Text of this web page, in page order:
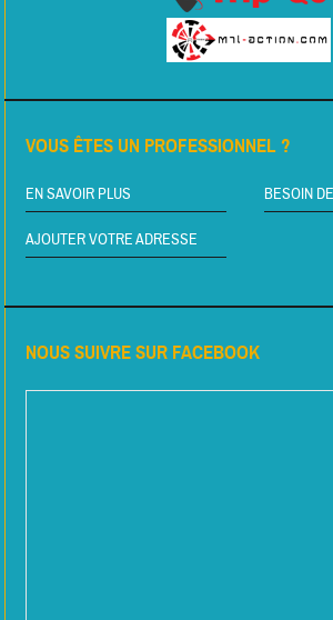
VOUS ÊTES UN PROFESSIONNEL ?
EN SAVOIR PLUS BESOIN
AJOUTER VOTRE ADRESSE
NOUS SUIVRE SUR FACEBOOK